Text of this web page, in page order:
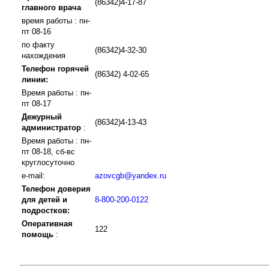
главного врача
(86342)4-17-87
время работы : пн-
пт 08-16
по факту
нахождения
(86342)4-32-30
Телефон горячей
линии:
(86342) 4-02-65
Время работы : пн-
пт 08-17
Дежурный
администратор :
(86342)4-13-43
Время работы : пн-
пт 08-18, сб-вс
круглосуточно
e-mail:
azovcgb@yandex.ru
Телефон доверия
для детей и
подростков:
8-800-200-0122
Оперативная
помощь :
122